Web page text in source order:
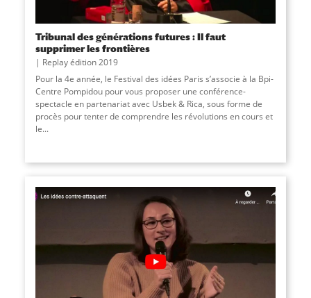
Tribunal des générations futures : Il faut
supprimer les frontières
Replay édition 2019
Pour la 4e année, le Festival des idées Paris s’associe à la Bpi-
Centre Pompidou pour vous proposer une conférence-
spectacle en partenariat avec Usbek & Rica, sous forme de
procès pour tenter de comprendre les révolutions en cours et
le...